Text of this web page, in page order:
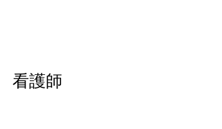
看護師